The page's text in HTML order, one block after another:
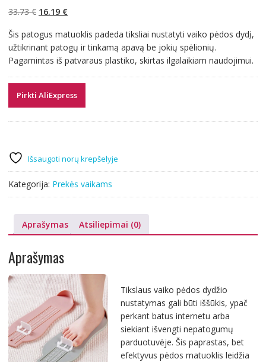
33.73€ Original
was:
33.73 €.
16.19 €Current
is:
16.19 €.
Šis patogus matuoklis padeda tiksliai nustatyti vaiko pėdos dydį,
užtikrinant patogų ir tinkamą apavą be jokių spėlionių.
Pagamintas iš patvaraus plastiko, skirtas ilgalaikiam naudojimui.
Pirkti AliExpress
Išsaugoti norų krepšelyje
Kategorija: Prekės vaikams
Aprašymas Atsiliepimai (0)
Aprašymas
Tikslaus vaiko pėdos dydžio
nustatymas gali būti iššūkis, ypač
perkant batus internetu arba
siekiant išvengti nepatogumų
parduotuvėje. Šis paprastas, bet
efektyvus pėdos matuoklis leidžia